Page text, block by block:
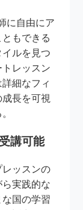
に自由にア
もできる
ルを見つ
レッスン
細なフィ
長を可視
講可能
ッスンの
実践的な
国の学習